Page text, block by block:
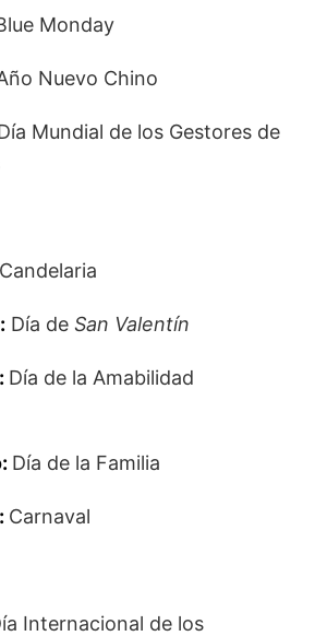
Monday
Nuevo Chino
Mundial de los Gestores de
Candelaria
Día de San Valentín
Día de la Amabilidad
Día de la Familia
Carnaval
Internacional de los